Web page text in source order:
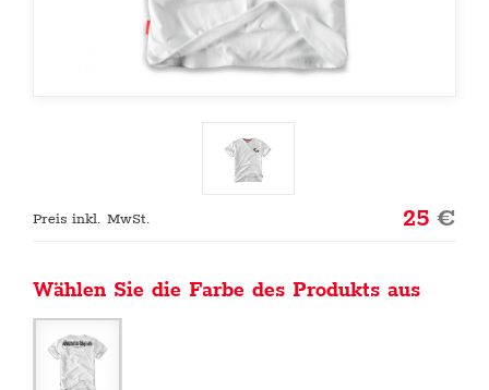
Preis inkl. MwSt. 25€
Wählen Sie die Farbe des Produkts aus